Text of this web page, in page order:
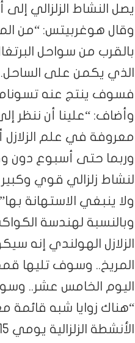
يصل النشاط الزلزالي إلى أعلى من 6
وقال هوغربيتس: “من
بالقرب من سواحل
الذي يكمن على
فسوف ينتج عنه
وأضاف: “علينا أن ننظر
معروفة في علم الزلازل
وربما حتى أسبوع دون
ولا ينبغي الاستهانة
وبالنسبة لهندسة
المريخ.. وسوف تليها
اليوم الخامس عشر..
“هناك زوايا شبه